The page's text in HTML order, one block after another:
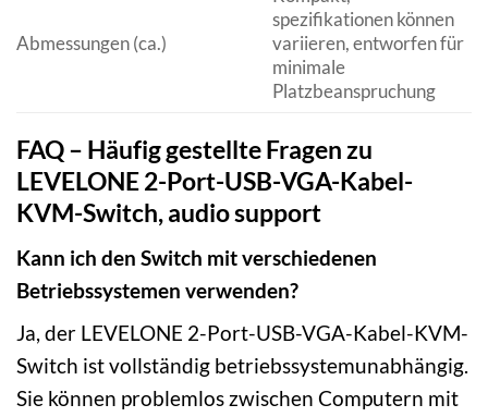
Abmessungen (ca.)
spezifikationen können
variieren, entworfen für
minimale
Platzbeanspruchung
FAQ – Häufig gestellte Fragen zu
LEVELONE 2-Port-USB-VGA-Kabel-
KVM-Switch, audio support
Kann ich den Switch mit verschiedenen
Betriebssystemen verwenden?
Ja, der LEVELONE 2-Port-USB-VGA-Kabel-KVM-
Switch ist vollständig betriebssystemunabhängig.
Sie können problemlos zwischen Computern mit